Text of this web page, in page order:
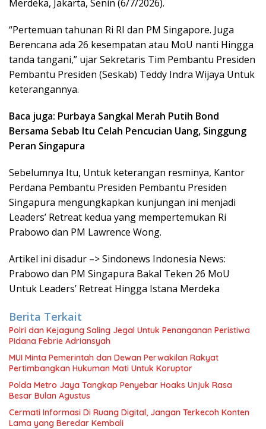
Merdeka, Jakarta, Senin (6/7/2026).
“Pertemuan tahunan Ri RI dan PM Singapore. Juga
Berencana ada 26 kesempatan atau MoU nanti Hingga
tanda tangani,” ujar Sekretaris Tim Pembantu Presiden
Pembantu Presiden (Seskab) Teddy Indra Wijaya Untuk
keterangannya.
Baca juga: Purbaya Sangkal Merah Putih Bond
Bersama Sebab Itu Celah Pencucian Uang, Singgung
Peran Singapura
Sebelumnya Itu, Untuk keterangan resminya, Kantor
Perdana Pembantu Presiden Pembantu Presiden
Singapura mengungkapkan kunjungan ini menjadi
Leaders’ Retreat kedua yang mempertemukan Ri
Prabowo dan PM Lawrence Wong.
Artikel ini disadur –> Sindonews Indonesia News:
Prabowo dan PM Singapura Bakal Teken 26 MoU
Untuk Leaders’ Retreat Hingga Istana Merdeka
Berita Terkait
Polri dan Kejagung Saling Jegal Untuk Penanganan Peristiwa
Pidana Febrie Adriansyah
MUI Minta Pemerintah dan Dewan Perwakilan Rakyat
Pertimbangkan Hukuman Mati Untuk Koruptor
Polda Metro Jaya Tangkap Penyebar Hoaks Unjuk Rasa
Besar Bulan Agustus
Cermati Informasi Di Ruang Digital, Jangan Terkecoh Konten
Lama yang Beredar Kembali